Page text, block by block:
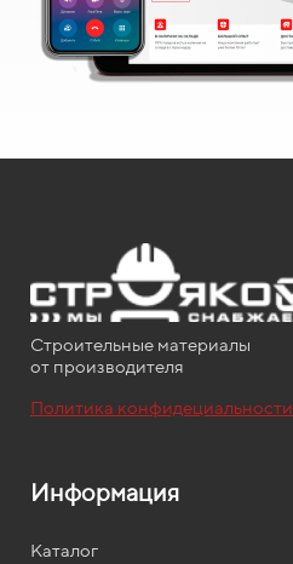
Строительные материалы
от производителя
Политика конфидециальности
Информация
Каталог